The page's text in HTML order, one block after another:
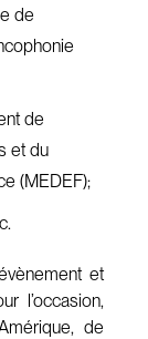
de
de
et du
(MEDEF);
et
l’occasion,
de